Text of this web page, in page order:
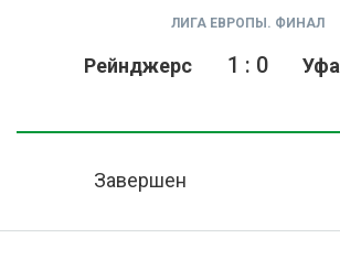
ЛИГА ЕВРОПЫ. ФИНАЛ
Рейнджерс Уфа
1 : 0
Завершен